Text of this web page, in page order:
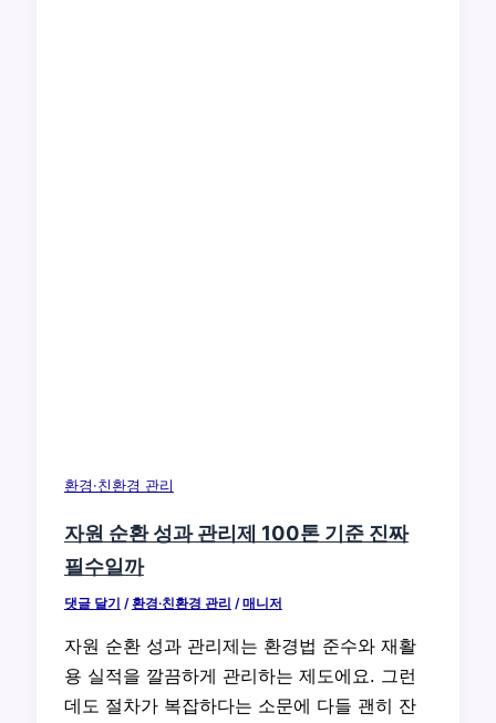
환경·친환경 관리
자원 순환 성과 관리제 100톤 기준 진짜
필수일까
댓글 달기 /환경·친환경 관리 /매니저
자원 순환 성과 관리제는 환경법 준수와 재활
용 실적을 깔끔하게 관리하는 제도에요. 그런
데도 절차가 복잡하다는 소문에 다들 괜히 잔